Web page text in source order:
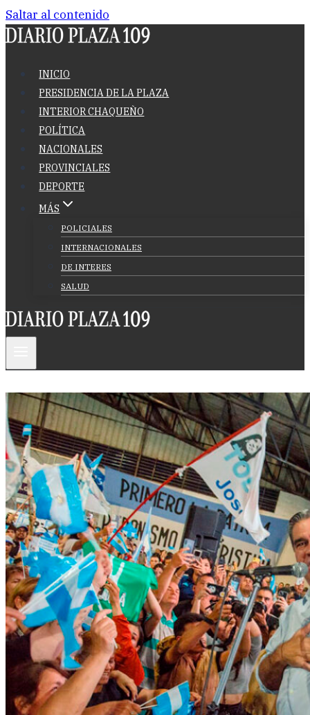
Saltar al contenido
INICIO
PRESIDENCIA DE LA PLAZA
INTERIOR CHAQUEÑO
POLÍTICA
NACIONALES
PROVINCIALES
DEPORTE
MÁS
POLICIALES
INTERNACIONALES
DE INTERES
SALUD